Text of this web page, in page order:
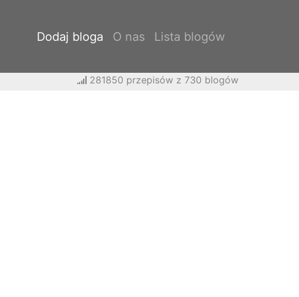
Dodaj bloga O nas Lista blogów
281850 przepisów z 730 blogów